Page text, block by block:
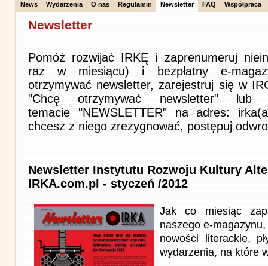
News Wydarzenia O nas Regulamin Newsletter FAQ Współpraca
Newsletter
Pomóż rozwijać IRKĘ i zaprenumeruj
raz w miesiącu) i bezpłatny e-
otrzymywać newsletter, zarejestruj się w
"Chcę otrzymywać newsletter"
temacie "NEWSLETTER" na adres:
chcesz z niego zrezygnować, postępuj
Newsletter Instytutu Rozwoju Kultury
IRKA.com.pl - styczeń /2012
Jak co miesiąc
naszego e-
nowości literackie,
wydarzenia, na które